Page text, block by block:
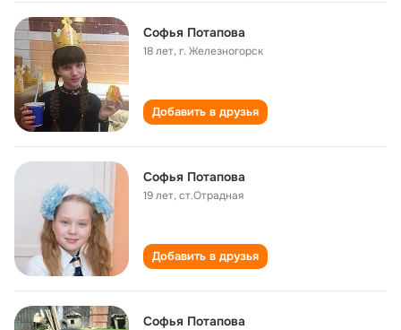
Софья Потапова
18 лет,г. Железногорск
Добавить в друзья
Софья Потапова
19 лет,ст.Отрадная
Добавить в друзья
Софья Потапова